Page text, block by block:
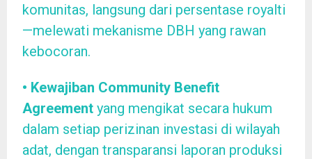
komunitas, langsung dari persentase royalti
—melewati mekanisme DBH yang rawan
kebocoran.
• Kewajiban Community Benefit
Agreement yang mengikat secara hukum
dalam setiap perizinan investasi di wilayah
adat, dengan transparansi laporan produksi